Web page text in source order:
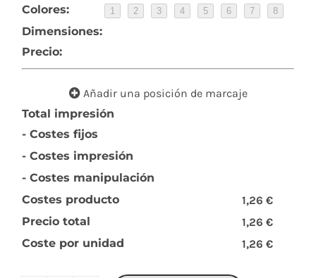
Colores:
1 2 3 4 5 6 7 8
Dimensiones:
Precio:
Añadir una posición de marcaje
Total impresión
- Costes fijos
- Costes impresión
- Costes manipulación
Costes producto
1,26 €
Precio total
1,26 €
Coste por unidad
1,26 €